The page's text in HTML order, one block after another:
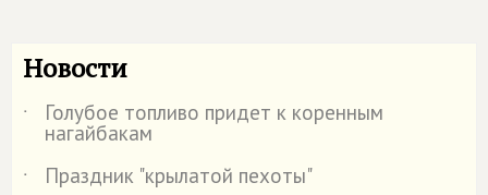
Новости
˙ Голубое топливо придет к коренным
нагайбакам
˙
Праздник "крылатой пехоты"